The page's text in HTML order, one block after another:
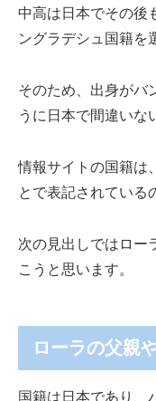
中高は日本でその後
ングラデシュ国籍を
そのため、出身がバ
うに日本で間違いな
情報サイトの国籍は
とで表記されている
次の見出しではロー
こうと思います。
ローラの父親
国籍は日本であり、